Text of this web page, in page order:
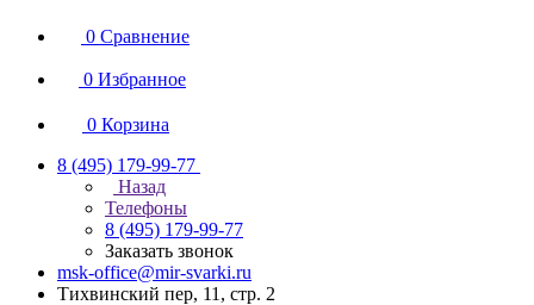
0 Сравнение
0 Избранное
0 Корзина
8 (495) 179-99-77
Назад
Телефоны
8 (495) 179-99-77
Заказать звонок
msk-office@mir-svarki.ru
Тихвинский пер, 11, стр. 2